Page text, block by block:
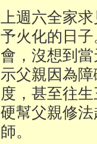
上週六全家
予火化的日
會，沒想到
示父親因為
度，甚至往
硬幫父親修
師。